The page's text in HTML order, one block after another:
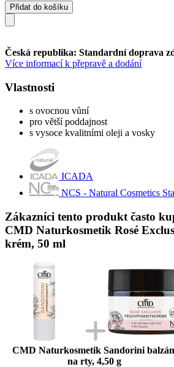
Přidat do košíku
Česká republika: Standardní doprava
Více informací k přepravě a dodání
Vlastnosti
s ovocnou vůní
pro větší poddajnost
s vysoce kvalitními oleji a vosky
ICADA
NCS - Natural Cosmetics
Zákazníci tento produkt často
CMD Naturkosmetik Rosé
krém, 50 ml
CMD Naturkosmetik Sandorini
na rty, 4,50 g